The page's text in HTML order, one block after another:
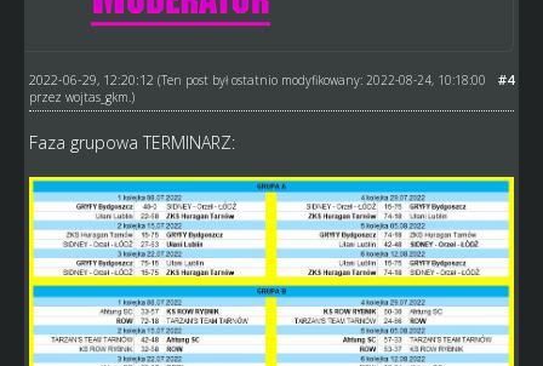
#4
2022-06-29, 12:20:12 (Ten post był ostatnio modyfikowany: 2022-08-24, 10:18:00
przez wojtas_gkm.)
Faza grupowa TERMINARZ: